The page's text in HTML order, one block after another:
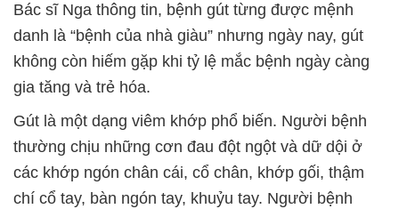
Bác sĩ Nga thông tin, bệnh gút từng được mệnh
danh là “bệnh của nhà giàu” nhưng ngày nay, gút
không còn hiếm gặp khi tỷ lệ mắc bệnh ngày càng
gia tăng và trẻ hóa.
Gút là một dạng viêm khớp phổ biến. Người bệnh
thường chịu những cơn đau đột ngột và dữ dội ở
các khớp ngón chân cái, cổ chân, khớp gối, thậm
chí cổ tay, bàn ngón tay, khuỷu tay. Người bệnh